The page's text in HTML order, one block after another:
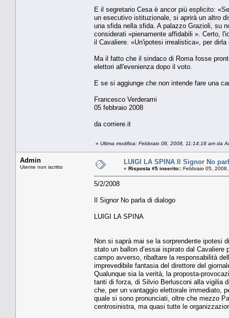
E il segretario Cesa è ancor più esplicito:
un esecutivo istituzionale, si aprirà un altro
una sfida nella sfida. A palazzo Grazioli, su
considerati «pienamente affidabili ». Certo,
il Cavaliere. «Un'ipotesi irrealistica», per dirla
Ma il fatto che il sindaco di Roma fosse
elettori all'evenienza dopo il voto.
E se si aggiunge che non intende fare una
Francesco Verderami
05 febbraio 2008
da corriere.it
« Ultima modifica: Febbraio 08, 2008, 11:14:18 am da
Admin
Utente non iscritto
LUIGI LA SPINA Il Signor No
« Risposta #5 inserito:: Febbraio 05,
5/2/2008
Il Signor No parla di dialogo
LUIGI LA SPINA
Non si saprà mai se la sorprendente ipotesi
stato un ballon d’essai ispirato dal
campo avverso, ribaltare la responsabilità
imprevedibile fantasia del direttore del
Qualunque sia la verità, la proposta-
tanti di forza, di Silvio Berlusconi alla vigilia
che, per un vantaggio elettorale immediato,
quale si sono pronunciati, oltre che mezzo
centrosinistra, ma quasi tutte le